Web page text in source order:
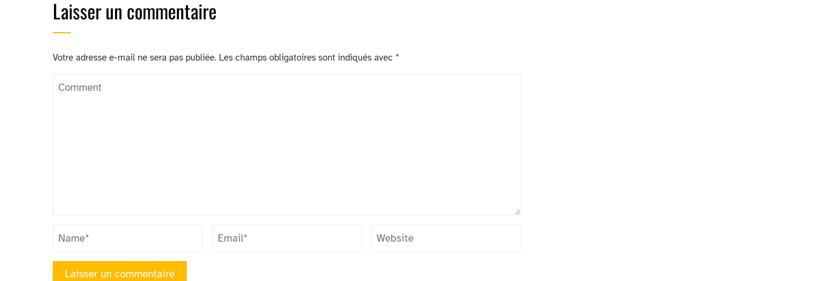
Laisser un commentaire
Votre adresse e-mail ne sera pas publiée. Les champs obligatoires sont indiqués avec *